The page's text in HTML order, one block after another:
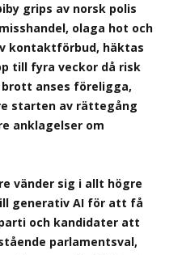
grips av norsk polis
olaga hot och
kontaktförbud, häktas
till fyra veckor då risk
anses föreligga,
starten av rättegång
anklagelser om
vänder sig i allt högre
generativ AI för att få
och kandidater att
parlamentsval,